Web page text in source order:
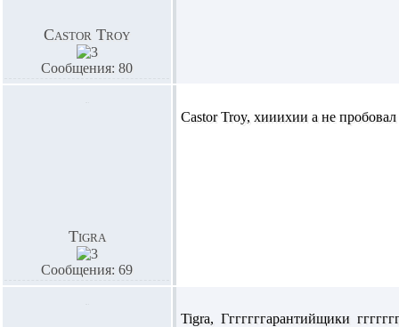
Castor Troy
Сообщения: 80
Tigra
Сообщения: 69
Castor Troy, хииихии а не
Tigra,Гггггггарантийщики